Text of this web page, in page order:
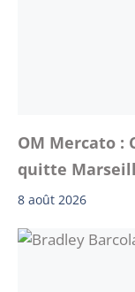
OM Mercato :
quitte
8 août 2026